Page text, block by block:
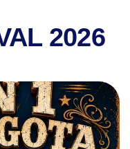
2026